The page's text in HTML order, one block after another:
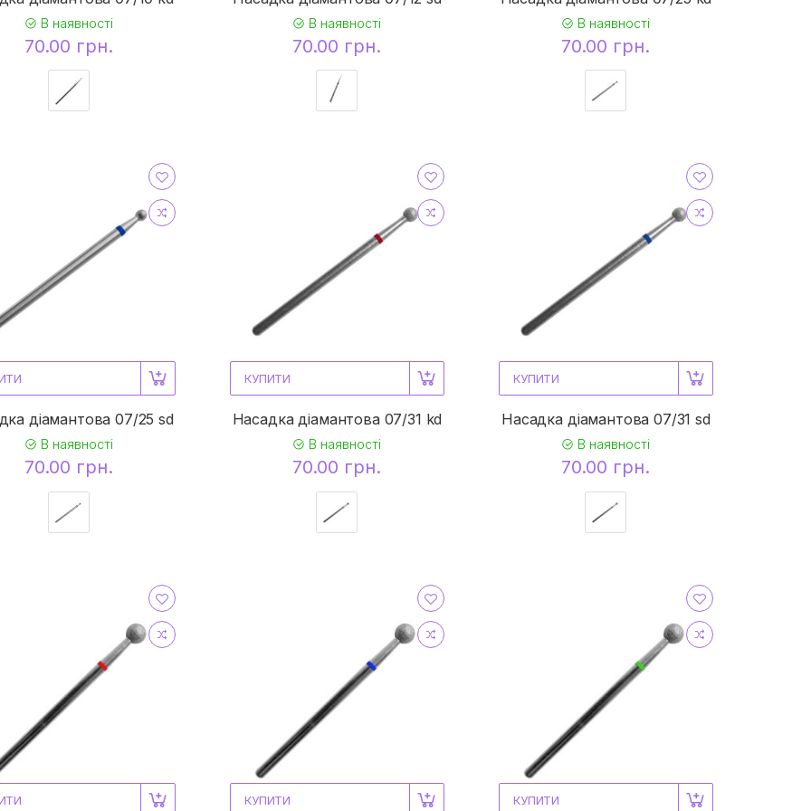
В наявності
70.00 грн.
В наявності
70.00 грн.
В наявності
70.00 грн.
діамантова 07/25 sd
В наявності
70.00 грн.
КУПИТИ
Насадка діамантова 07/31 kd
В наявності
70.00 грн.
КУПИТИ
Насадка діамантова 07/31 sd
В наявності
70.00 грн.
КУПИТИ КУПИТИ